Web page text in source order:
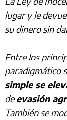
lugar y le
su dinero sin
Entre los
paradigmático
simple se
deevasión
También se